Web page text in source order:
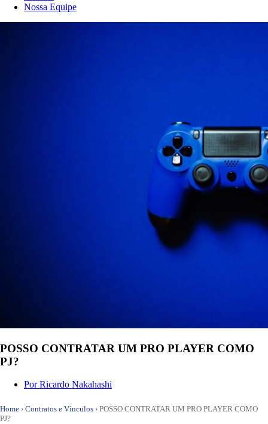
Nossa Equipe
POSSO CONTRATAR UM PRO PLAYER COMO
PJ?
PorRicardo Nakahashi
Home › Contratos e Vínculos › POSSO CONTRATAR UM PRO PLAYER COMO
PJ?